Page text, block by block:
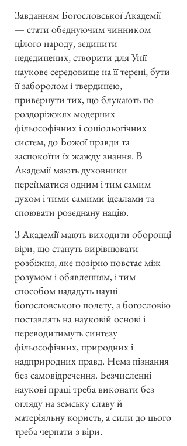
Завданням Богословської Академії
— стати обєднуючим чинником
цілого народу, зєдинити
недєдинених, створити для Унії
наукове середовище на її терені, бути
її заборолом і твердинею,
привернути тих, що блукають по
роздоріжжях модерних
фільософічних і соціольогічних
систем, до Божої правди та
заспокоїти їх жажду знання. В
Академії мають духовники
перейматися одним і тим самим
духом і тими самими ідеалами та
споювати розєднану націю.
З Академії мають виходити оборонці
віри, що стануть вирівнювати
розбіжня, яке позірно повстає між
розумом і обявленням, і тим
способом нададуть науці
богословського полету, а богословію
поставлять на науковій основі і
переводитимуть синтезу
фільософічних, природних і
надприродних правд. Нема пізнання
без самовідречення. Безчисленні
наукові праці треба виконати без
огляду на земську славу й
матеріяльну користь, а сили до цього
треба черпати з віри.